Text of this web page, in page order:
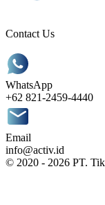
Contact Us
WhatsApp
+62 821-2459-4440
Email
info@activ.id
© 2020 - 2026 PT.